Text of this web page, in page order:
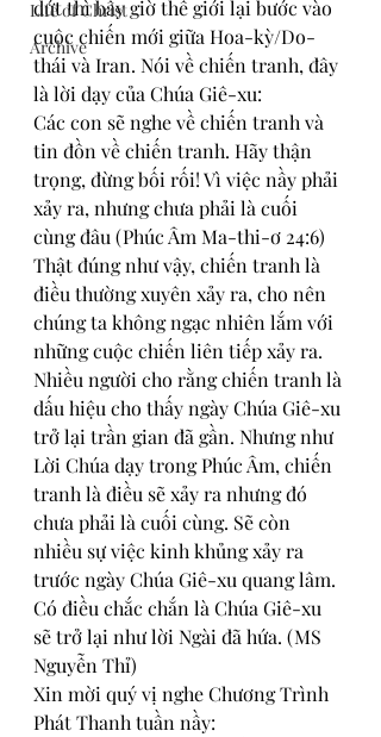
Life of Christ
Archive
dứt thì bây giờ thế giới lại bước vào
cuộc chiến mới giữa Hoa-kỳ/Do-
thái và Iran. Nói về chiến tranh, đây
là lời dạy của Chúa Giê-xu:
Các con sẽ nghe về chiến tranh và
tin đồn về chiến tranh. Hãy thận
trọng, đừng bối rối! Vì việc nầy phải
xảy ra, nhưng chưa phải là cuối
cùng đâu (Phúc Âm Ma-thi-ơ 24:6)
Thật đúng như vậy, chiến tranh là
điều thường xuyên xảy ra, cho nên
chúng ta không ngạc nhiên lắm với
những cuộc chiến liên tiếp xảy ra.
Nhiều người cho rằng chiến tranh là
dấu hiệu cho thấy ngày Chúa Giê-xu
trở lại trần gian đã gần. Nhưng như
Lời Chúa dạy trong Phúc Âm, chiến
tranh là điều sẽ xảy ra nhưng đó
chưa phải là cuối cùng. Sẽ còn
nhiều sự việc kinh khủng xảy ra
trước ngày Chúa Giê-xu quang lâm.
Có điều chắc chắn là Chúa Giê-xu
sẽ trở lại như lời Ngài đã hứa. (MS
Nguyễn Thỉ)
Xin mời quý vị nghe Chương Trình
Phát Thanh tuần nầy: